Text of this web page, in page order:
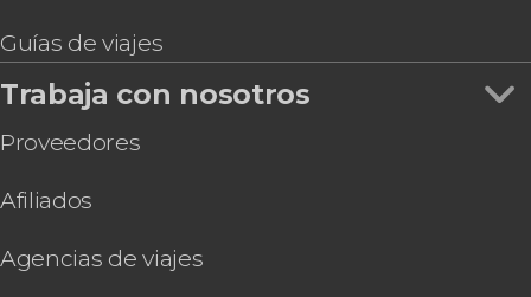
Guías de viajes
Trabaja con nosotros
Proveedores
Afiliados
Agencias de viajes